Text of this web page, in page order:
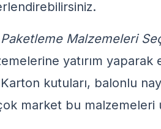
Malzemeleri
yatırım yaparak
kutuları, balonlu
market bu malzemeleri